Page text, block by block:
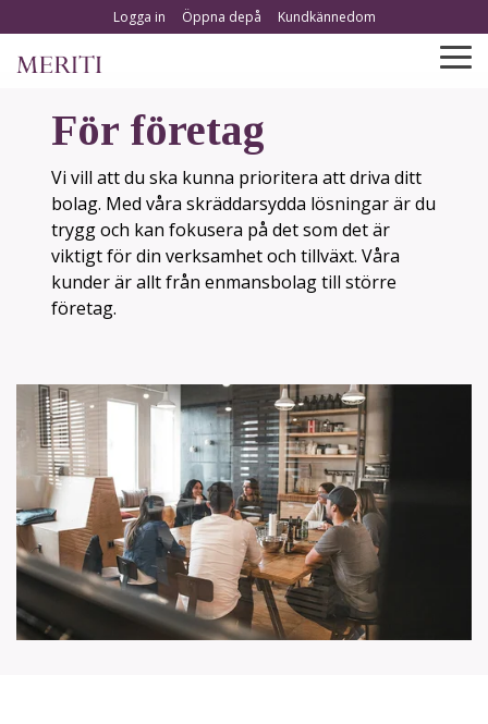
till
hemsidans
huvudinnehåll
Logga in Öppna depå Kundkännedom
För företag
Vi vill att du ska kunna prioritera att driva ditt
bolag. Med våra skräddarsydda lösningar är du
trygg och kan fokusera på det som det är
viktigt för din verksamhet och tillväxt. Våra
kunder är allt från enmansbolag till större
företag.